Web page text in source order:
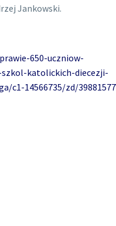
Jankowski.
650-uczniow-
katolickich-diecezji-
c1-14566735/zd/39881577